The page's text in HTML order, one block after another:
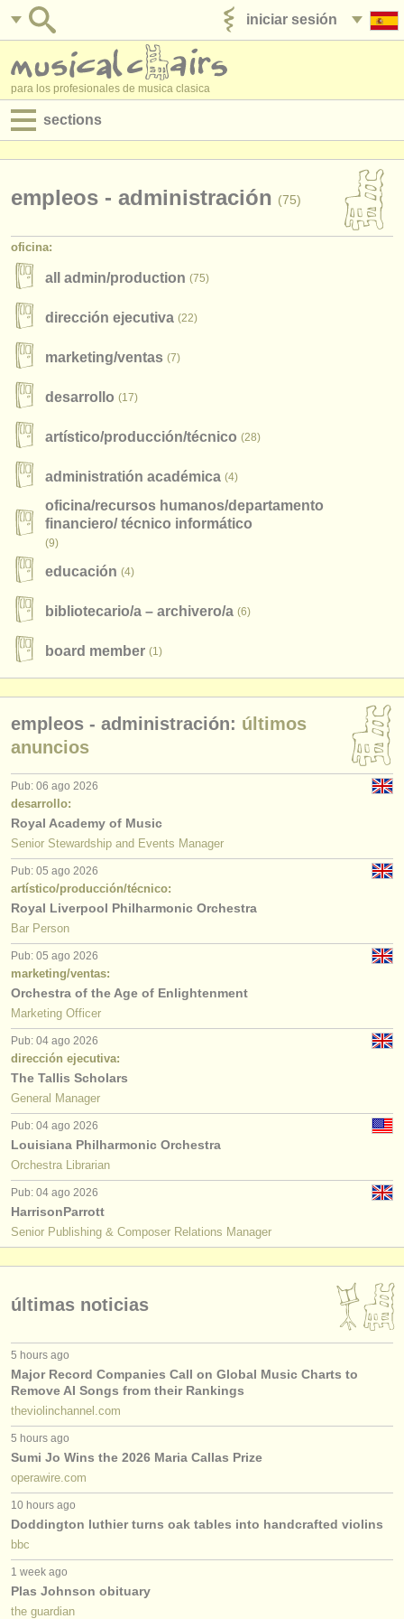
iniciar sesión
para los profesionales de musica clasica
sections
orquestas y teatros
conservatorios
jóvenes orquestas
musicalchairs:
fuentes rss
noticias sobre música clásica
editor:
anúnciese con nosotros
find out about ourATS
ATS
iniciar sesión
empleos - administración (75)
oficina:
all admin/production (75)
dirección ejecutiva (22)
marketing/ventas (7)
desarrollo (17)
artístico/producción/técnico (28)
administratión académica (4)
oficina/recursos humanos/departamento
financiero/técnico informático
(9)
educación (4)
bibliotecario/a – archivero/a (6)
board member (1)
empleos - administración: últimos
anuncios
Pub: 06 ago 2026
desarrollo:
Royal Academy of Music
Senior Stewardship and Events Manager
Pub: 05 ago 2026
artístico/producción/técnico:
Royal Liverpool Philharmonic Orchestra
Bar Person
Pub: 05 ago 2026
marketing/ventas:
Orchestra of the Age of Enlightenment
Marketing Officer
Pub: 04 ago 2026
dirección ejecutiva:
The Tallis Scholars
General Manager
Pub: 04 ago 2026
Louisiana Philharmonic Orchestra
Orchestra Librarian
Pub: 04 ago 2026
HarrisonParrott
Senior Publishing & Composer Relations Manager
últimas noticias
5 hours ago
Major Record Companies Call on Global Music Charts to
Remove AI Songs from their Rankings
theviolinchannel.com
5 hours ago
Sumi Jo Wins the 2026 Maria Callas Prize
operawire.com
10 hours ago
Doddington luthier turns oak tables into handcrafted violins
bbc
1 week ago
Plas Johnson obituary
the guardian